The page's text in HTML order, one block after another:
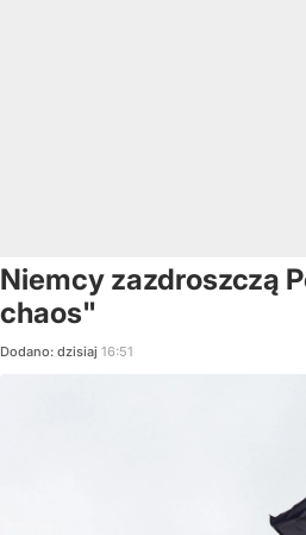
Niemcy zazdroszczą
chaos"
Dodano: dzisiaj 16:51